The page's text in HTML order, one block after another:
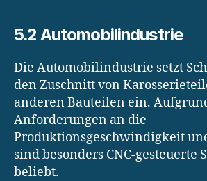
5.2 Automobilindustrie
Die Automobilindustrie setzt
den Zuschnitt von
anderen Bauteilen ein.
Anforderungen an die
Produktionsgeschwindigkeit
sind besonders CNC-gesteuerte
beliebt.